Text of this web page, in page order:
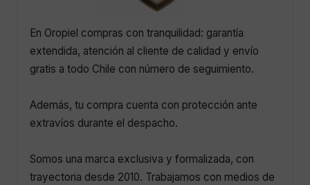
En Oropiel compras con tranquilidad: garantía
extendida, atención al cliente de calidad y envío
gratis a todo Chile con número de seguimiento.
Además, tu compra cuenta con protección ante
extravíos durante el despacho.
Somos una marca exclusiva y formalizada, con
trayectoria desde 2010. Trabajamos con medios de